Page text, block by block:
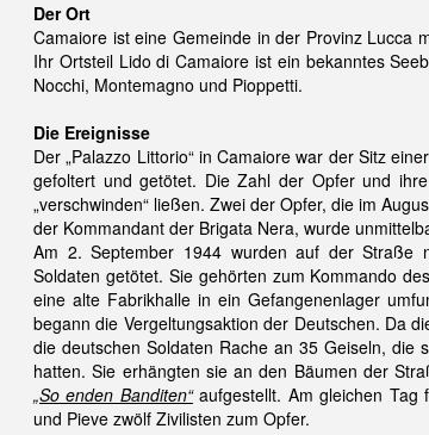
Der Ort
Camaiore ist eine Gemeinde in der Provinz Lucca
Ihr Ortsteil Lido di Camaiore ist ein bekanntes
Nocchi, Montemagno und Pioppetti.
Die Ereignisse
Der „Palazzo Littorio“ in Camaiore war der Sitz einer
gefoltert und getötet. Die Zahl der Opfer und
„verschwinden“ ließen. Zwei der Opfer, die im
der Kommandant der Brigata Nera, wurde
Am 2. September 1944 wurden auf der Straße
Soldaten getötet. Sie gehörten zum Kommando
eine alte Fabrikhalle in ein Gefangenenlager
begann die Vergeltungsaktion der Deutschen. Da
die deutschen Soldaten Rache an 35 Geiseln, die
hatten. Sie erhängten sie an den Bäumen der
„So enden Banditen“aufgestellt. Am gleichen Tag
und Pieve zwölf Zivilisten zum Opfer.